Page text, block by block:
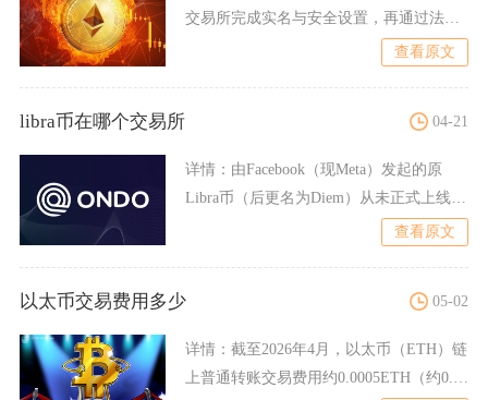
交易所完成实名与安全设置，再通过法币
查看原文
libra币在哪个交易所 04-21
详情： 由Facebook（现Meta）发起的原
Libra币（后更名为Diem）从未正式上线任
查看原文
以太币交易费用多少 05-02
详情： 截至2026年4月，以太币（ETH）链
上普通转账交易费用约0.0005ETH（约0.01